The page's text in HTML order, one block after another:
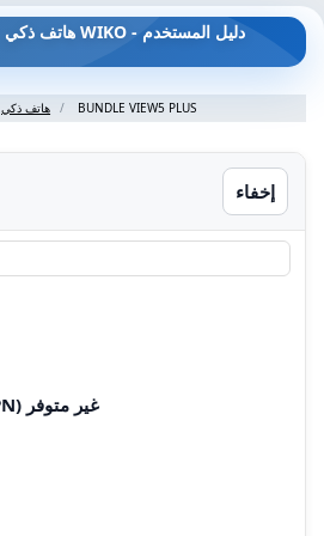
هاتف ذكي BUNDLE VIEW5 PLUS
إخفاء
اسم نقطة الوصول (APN) غير متوفر